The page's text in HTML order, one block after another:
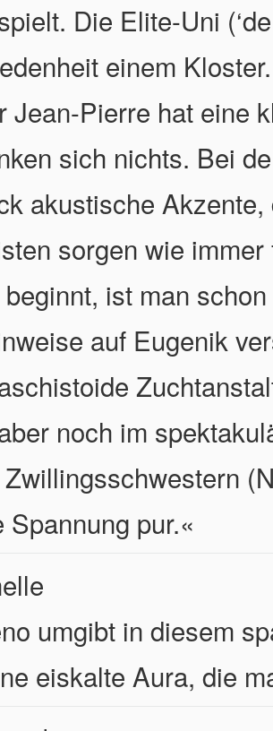
Die Elite-Uni
einem
Jean-Pierre hat eine
sich nichts. Bei
akustische
sorgen wie
ist man
auf Eugenik
noch im
Spannung pur.«
umgibt in diesem
eiskalte Aura, die